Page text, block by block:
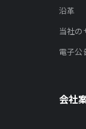
沿革
当社の
電子公
会社